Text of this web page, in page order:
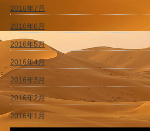
2016年7月
2016年6月
2016年5月
2016年4月
2016年3月
2016年2月
2016年1月